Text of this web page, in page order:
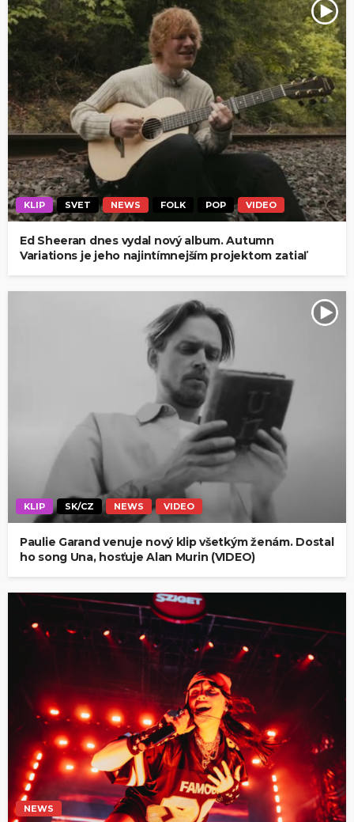
KLIP SVET NEWS FOLK POP VIDEO
Ed Sheeran dnes vydal nový album. Autumn
Variations je jeho najintímnejším projektom zatiaľ
KLIP SK/CZ NEWS VIDEO
Paulie Garand venuje nový klip všetkým ženám. Dostal
ho song Una, hosťuje Alan Murin (VIDEO)
NEWS